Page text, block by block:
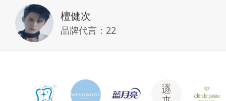
檀健次
品牌代言： 22